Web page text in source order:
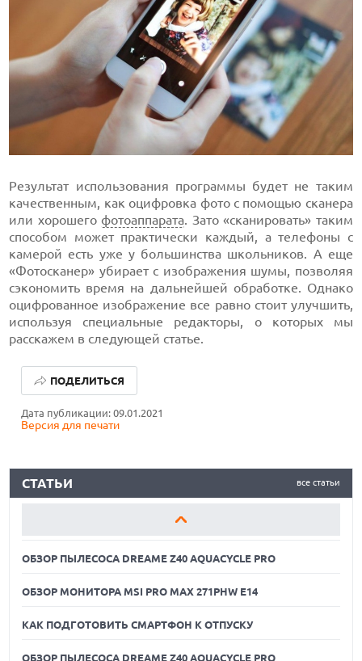
Результат использования программы будет не таким
качественным, как оцифровка фото с помощью сканера
или хорошегофотоаппарата. Зато «сканировать» таким
способом может практически каждый, а телефоны с
камерой есть уже у большинства школьников. А еще
«Фотосканер» убирает с изображения шумы, позволяя
сэкономить время на дальнейшей обработке. Однако
оцифрованное изображение все равно стоит улучшить,
используя специальные редакторы, о которых мы
расскажем в следующей статье.
Дата публикации: 09.01.2021
Версия для печати
ПОДЕЛИТЬСЯ
все статьи
СТАТЬИ
ОБЗОР МОНИТОРА MSI PRO MAX 271PHW E14
КАК ПОДГОТОВИТЬ СМАРТФОН К ОТПУСКУ
КАК ПОДГОТОВИТЬ СМАРТФОН К ОТПУСКУ
ОБЗОР ПЫЛЕСОСА DREAME Z40 AQUACYCLE PRO
ОБЗОР МОНИТОРА MSI PRO MAX 271PHW E14
КАК ПОДГОТОВИТЬ СМАРТФОН К ОТПУСКУ
ОБЗОР ПЫЛЕСОСА DREAME Z40 AQUACYCLE PRO